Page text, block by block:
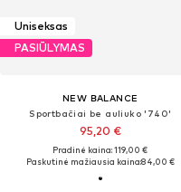
Uniseksas
PASIŪLYMAS
NEW BALANCE
Sportbačiai be auliuko '740'
95,20 €
Pradinė kaina: 119,00 €
Paskutinė mažiausia kaina:84,00 €